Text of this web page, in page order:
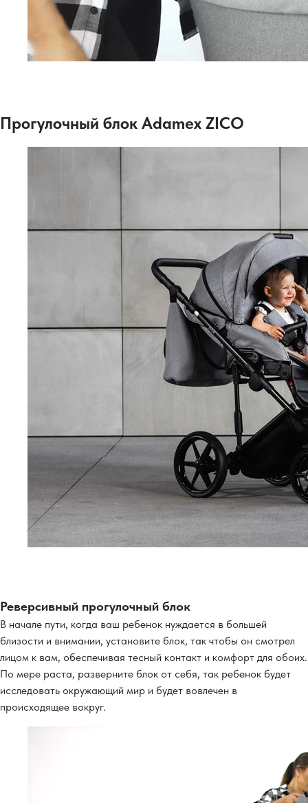
Прогулочный блок Adamex ZICO
Реверсивный прогулочный блок
В начале пути, когда ваш ребенок нуждается в большей
близости и внимании, установите блок, так чтобы он смотрел
лицом к вам, обеспечивая тесный контакт и комфорт для обоих.
По мере раста, разверните блок от себя, так ребенок будет
исследовать окружающий мир и будет вовлечен в
происходящее вокруг.